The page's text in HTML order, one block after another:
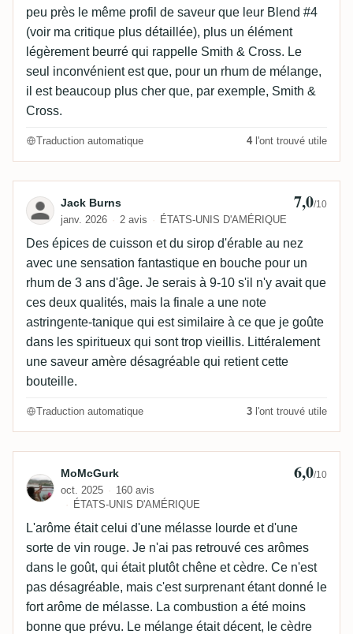
peu près le même profil de saveur que leur Blend #4
(voir ma critique plus détaillée), plus un élément
légèrement beurré qui rappelle Smith & Cross. Le
seul inconvénient est que, pour un rhum de mélange,
il est beaucoup plus cher que, par exemple, Smith &
Cross.
Traduction automatique 4l'ont trouvé utile
Avis de Jack Burns
Jack Burns
janv. 2026 2 avis ÉTATS-UNIS D'AMÉRIQUE
7,0/10
Des épices de cuisson et du sirop d'érable au nez
avec une sensation fantastique en bouche pour un
rhum de 3 ans d'âge. Je serais à 9-10 s'il n'y avait que
ces deux qualités, mais la finale a une note
astringente-tanique qui est similaire à ce que je goûte
dans les spiritueux qui sont trop vieillis. Littéralement
une saveur amère désagréable qui retient cette
bouteille.
Traduction automatique 3 l'ont trouvé utile
Avis de MoMcGurk
MoMcGurk
oct. 2025
160 avis
ÉTATS-UNIS D'AMÉRIQUE
6,0/10
L'arôme était celui d'une mélasse lourde et d'une
sorte de vin rouge. Je n'ai pas retrouvé ces arômes
dans le goût, qui était plutôt chêne et cèdre. Ce n'est
pas désagréable, mais c'est surprenant étant donné le
fort arôme de mélasse. La combustion a été moins
bonne que prévu. Le mélange était décent, le cèdre